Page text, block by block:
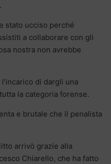
stato ucciso perché
a collaborare con gli
nostra non avrebbe
di dargli una
la categoria forense.
e brutale che il penalista
arrivò grazie alla
Chiarello, che ha fatto